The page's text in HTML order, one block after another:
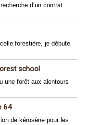
d’un contrat
forestière, je débute
school
une forêt aux alentours
64
de kérosène pour les